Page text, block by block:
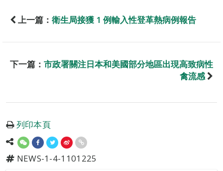
上一篇： 衛生局接獲 1 例輸入性登革熱病例報告
下一篇： 市政署關注日本和美國部分地區出現高致病性
禽流感
列印本頁
NEWS-1-4-1101225